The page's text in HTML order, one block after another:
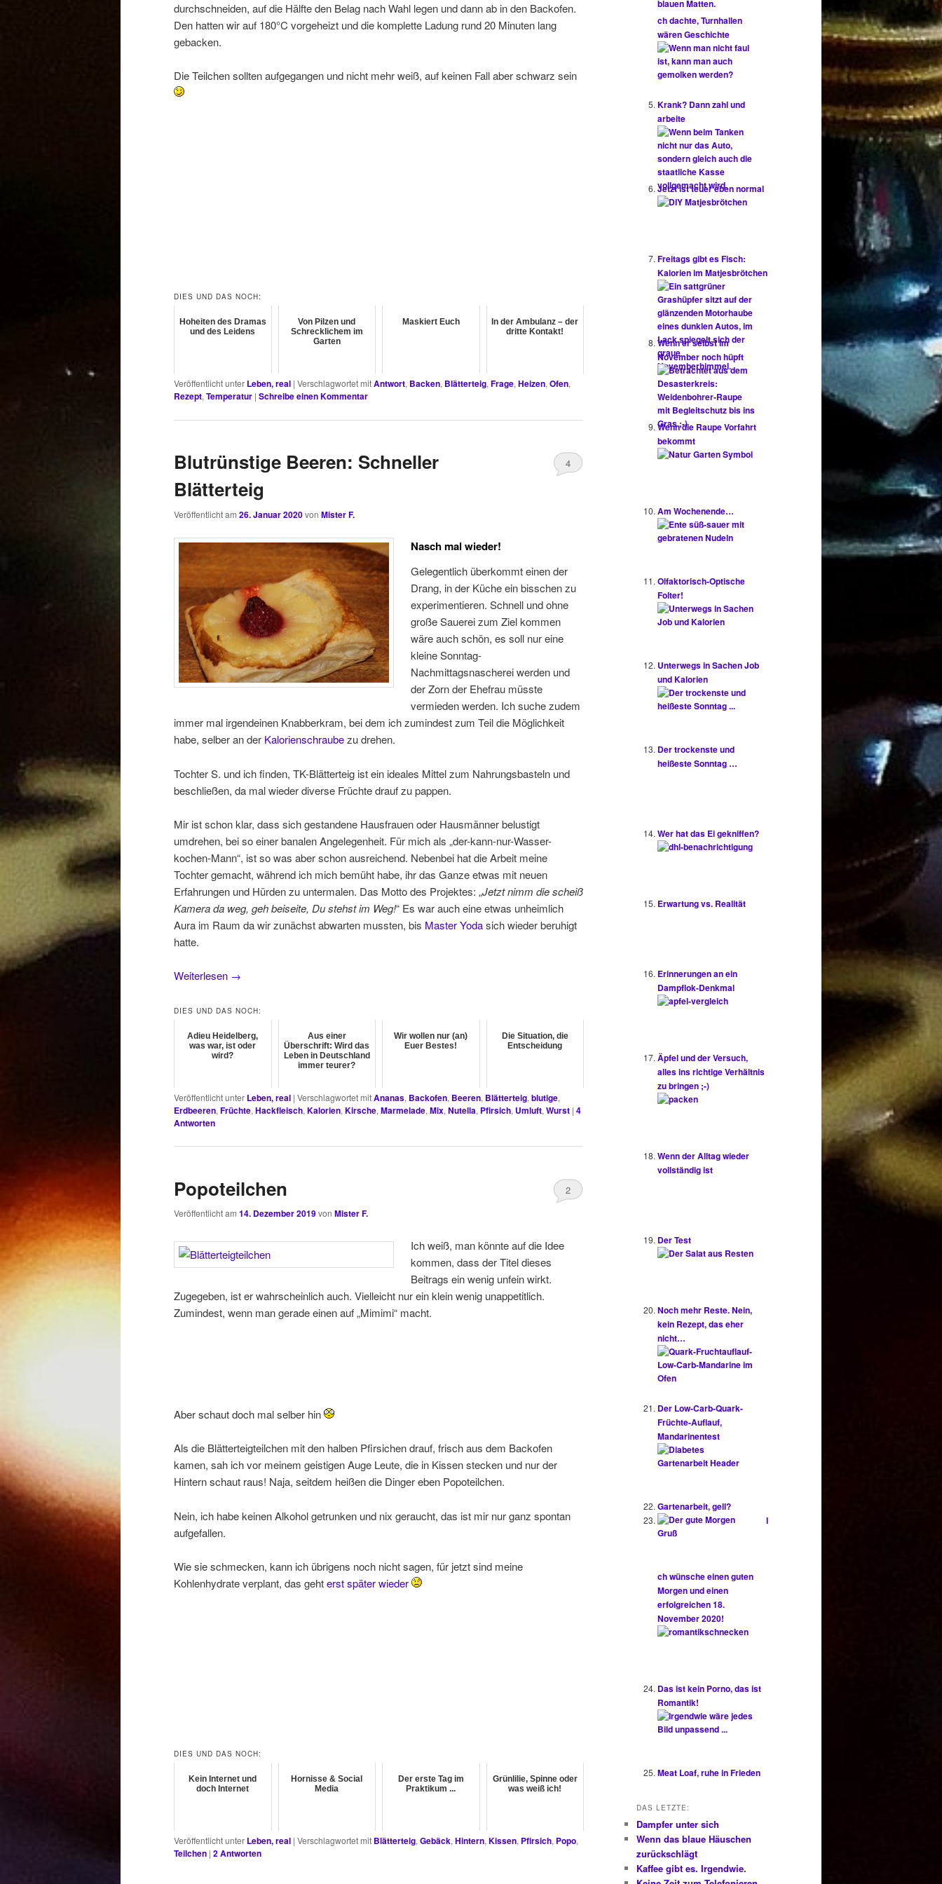
durchschneiden, auf die Hälfte den Belag nach Wahl legen und dann ab in den Backofen.
Den hatten wir auf 180°C vorgeheizt und die komplette Ladung rund 20 Minuten lang
gebacken.
Die Teilchen sollten aufgegangen und nicht mehr weiß, auf keinen Fall aber schwarz sein
DIES UND DAS NOCH:
Hoheiten des Dramas
und des Leidens
Von Pilzen und
Schrecklichem im
Garten
Maskiert Euch
In der Ambulanz – der
dritte Kontakt!
Veröffentlicht unter Leben, real | Verschlagwortet mitAntwort, Backen, Blätterteig, Frage, Heizen, Ofen,
Rezept, Temperatur | Schreibe einen Kommentar
Blutrünstige Beeren: Schneller
Blätterteig
Veröffentlicht am 26. Januar 2020von Mister F.
4
Nasch mal wieder!
Gelegentlich überkommt einen der
Drang, in der Küche ein bisschen zu
experimentieren. Schnell und ohne
große Sauerei zum Ziel kommen
wäre auch schön, es soll nur eine
kleine Sonntag-
Nachmittagsnascherei werden und
der Zorn der Ehefrau müsste
vermieden werden. Ich suche zudem
immer mal irgendeinen Knabberkram, bei dem ich zumindest zum Teil die Möglichkeit
habe, selber an der Kalorienschraubezu drehen.
Tochter S. und ich finden, TK-Blätterteig ist ein ideales Mittel zum Nahrungsbasteln und
beschließen, da mal wieder diverse Früchte drauf zu pappen.
Mir ist schon klar, dass sich gestandene Hausfrauen oder Hausmänner belustigt
umdrehen, bei so einer banalen Angelegenheit. Für mich als „der-kann-nur-Wasser-
kochen-Mann“, ist so was aber schon ausreichend. Nebenbei hat die Arbeit meine
Tochter gemacht, während ich mich bemüht habe, ihr das Ganze etwas mit neuen
Erfahrungen und Hürden zu untermalen. Das Motto des Projektes: „Jetzt nimm die scheiß
Kamera da weg, geh beiseite, Du stehst im Weg!“ Es war auch eine etwas unheimlich
Aura im Raum da wir zunächst abwarten mussten, bis Master Yodasich wieder beruhigt
hatte.
Weiterlesen →
DIES UND DAS NOCH:
Adieu Heidelberg,
was war, ist oder
wird?
Aus einer
Überschrift: Wird das
Leben in Deutschland
immer teurer?
Wir wollen nur (an)
Euer Bestes!
Die Situation, die
Entscheidung
Veröffentlicht unter Leben, real | Verschlagwortet mitAnanas, Backofen, Beeren, Blätterteig, blutige,
Erdbeeren, Früchte, Hackfleisch, Kalorien, Kirsche, Marmelade, Mix, Nutella, Pfirsich, Umluft, Wurst | 4
Antworten
Popoteilchen
Veröffentlicht am 14. Dezember 2019von Mister F.
2
Ich weiß, man könnte auf die Idee
kommen, dass der Titel dieses
Beitrags ein wenig unfein wirkt.
Zugegeben, ist er wahrscheinlich auch. Vielleicht nur ein klein wenig unappetitlich.
Zumindest, wenn man gerade einen auf „Mimimi“ macht.
Aber schaut doch mal selber hin
Als die Blätterteigteilchen mit den halben Pfirsichen drauf, frisch aus dem Backofen
kamen, sah ich vor meinem geistigen Auge Leute, die in Kissen stecken und nur der
Hintern schaut raus! Naja, seitdem heißen die Dinger eben Popoteilchen.
Nein, ich habe keinen Alkohol getrunken und nix geraucht, das ist mir nur ganz spontan
aufgefallen.
Wie sie schmecken, kann ich übrigens noch nicht sagen, für jetzt sind meine
Kohlenhydrate verplant, das gehterst später wieder
DIES UND DAS NOCH:
Kein Internet und
doch Internet
Hornisse & Social
Media
Der erste Tag im
Praktikum ...
Grünlilie, Spinne oder
was weiß ich!
Veröffentlicht unter Leben, real | Verschlagwortet mit Blätterteig, Gebäck, Hintern, Kissen, Pfirsich, Popo,
Teilchen | 2Antworten
ch dachte, Turnhallen
wären Geschichte
Krank? Dann zahl und
arbeite
Jetzt ist teuer eben normal
Freitags gibt es Fisch:
Kalorien im Matjesbrötchen
Wenn er selbst im
November noch hüpft
Wenn die Raupe Vorfahrt
bekommt
Am Wochenende…
Olfaktorisch-Optische
Folter!
Unterwegs in Sachen Job
und Kalorien
Der trockenste und
heißeste Sonntag …
Wer hat das Ei gekniffen?
Erwartung vs. Realität
Erinnerungen an ein
Dampflok-Denkmal
Äpfel und der Versuch,
alles ins richtige Verhältnis
zu bringen ;-)
Wenn der Alltag wieder
vollständig ist
Der Test
Noch mehr Reste. Nein,
kein Rezept, das eher
nicht…
Der Low-Carb-Quark-
Früchte-Auflauf,
Mandarinentest
Gartenarbeit, gell?
I
ch wünsche einen guten
Morgen und einen
erfolgreichen 18.
November 2020!
Das ist kein Porno, das ist
Romantik!
Meat Loaf, ruhe in Frieden
DAS LETZTE:
Dampfer unter sich
Wenn das blaue Häuschen
zurückschlägt
Kaffee gibt es. Irgendwie.